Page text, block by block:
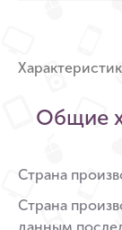
Общие
Страна
Страна